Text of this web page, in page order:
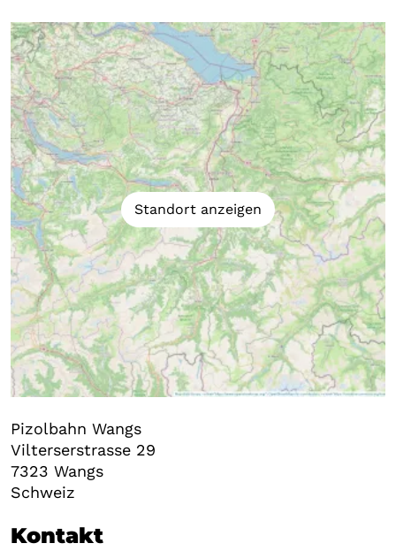
Standort anzeigen
Pizolbahn Wangs
Vilterserstrasse 29
7323 Wangs
Schweiz
Kontakt